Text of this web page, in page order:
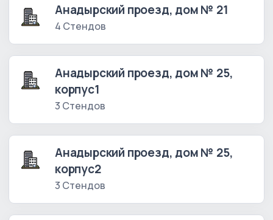
Анадырский проезд, дом № 21
4 Стендов
Анадырский проезд, дом № 25,
корпус1
3 Стендов
Анадырский проезд, дом № 25,
корпус2
3 Стендов